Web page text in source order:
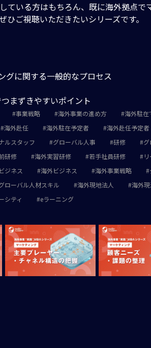
ている方はもちろん、既に海外拠点
ひご視聴いただきたいシリーズです。
グに関する一般的なプロセス
まずきやすいポイント
事業戦略 海外事業の進め方 海外駐在
海外赴任 海外駐在予定者 海外赴任予定者
ルスタッフ グローバル人事 研修
研修 海外実習研修 若手社員研修
ジネス 海外ビジネス 海外事業戦略
ローバル人材スキル 海外現地法人 海外
シティ eラーニング